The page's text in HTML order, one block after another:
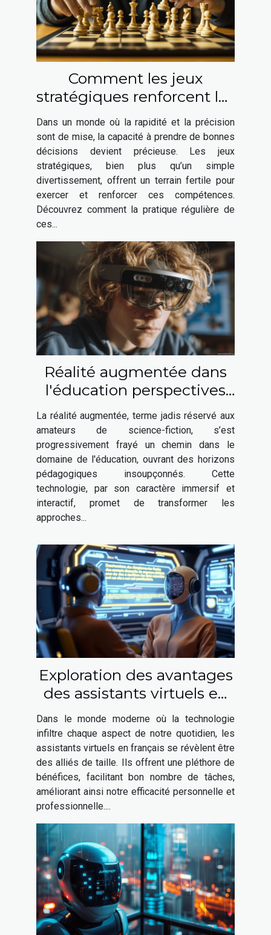
Comment les jeux
stratégiques renforcent les
compétences de prise de
décision ?
Dans un monde où la rapidité et la précision
sont de mise, la capacité à prendre de bonnes
décisions devient précieuse. Les jeux
stratégiques, bien plus qu’un simple
divertissement, offrent un terrain fertile pour
exercer et renforcer ces compétences.
Découvrez comment la pratique régulière de
ces...
Réalité augmentée dans
l'éducation perspectives
et outils pour les
enseignants
La réalité augmentée, terme jadis réservé aux
amateurs de science-fiction, s’est
progressivement frayé un chemin dans le
domaine de l'éducation, ouvrant des horizons
pédagogiques insoupçonnés. Cette
technologie, par son caractère immersif et
interactif, promet de transformer les
approches...
Exploration des avantages
des assistants virtuels en
français
Dans le monde moderne où la technologie
infiltre chaque aspect de notre quotidien, les
assistants virtuels en français se révèlent être
des alliés de taille. Ils offrent une pléthore de
bénéfices, facilitant bon nombre de tâches,
améliorant ainsi notre efficacité personnelle et
professionnelle....